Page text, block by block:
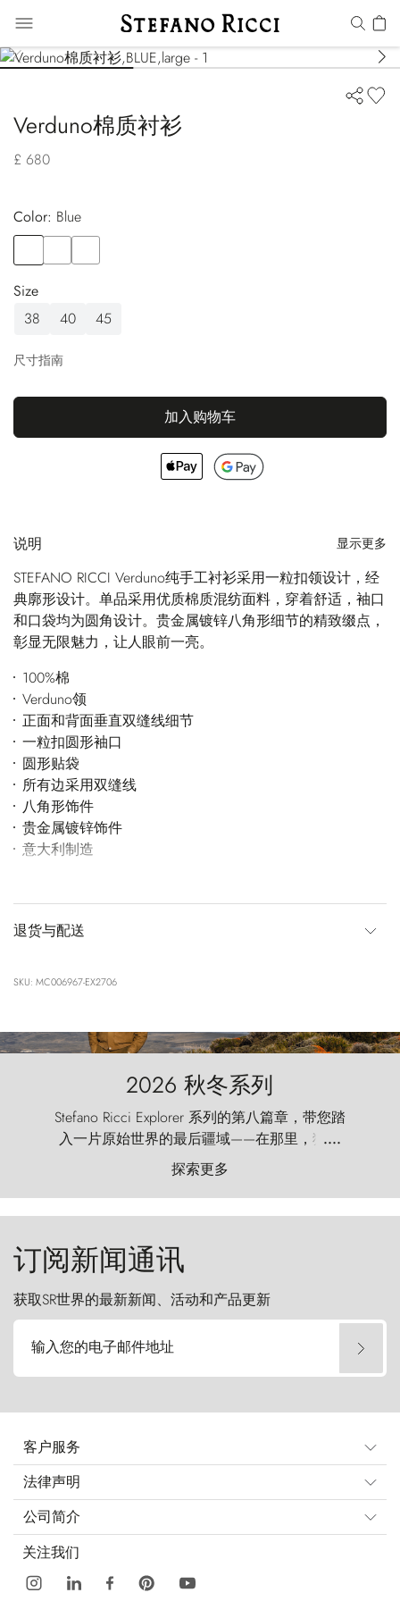
Verduno棉质衬衫
£ 680
Color:
blue
Size
38
40 45
尺寸指南
加入购物车
说明 显示更多
STEFANO RICCI Verduno纯手工衬衫采用一粒扣领设计，经
典廓形设计。单品采用优质棉质混纺面料，穿着舒适，袖口
和口袋均为圆角设计。贵金属镀锌八角形细节的精致缀点，
彰显无限魅力，让人眼前一亮。
100%棉
Verduno领
正面和背面垂直双缝线细节
一粒扣圆形袖口
圆形贴袋
所有边采用双缝线
八角形饰件
贵金属镀锌饰件
意大利制造
退货与配送
SKU: MC006967-EX2706
2026 秋冬系列
Stefano Ricci Explorer 系列的第八篇章，带您踏
入一片原始世界的最后疆域——在那里，狂风
以远古的怒号雕琢着自然，而百内塔（Torres
del Paine）则宛如石砌的哨兵，傲然向苍穹发
起挑战。
....
探索更多
订阅新闻通讯
获取SR世界的最新新闻、活动和产品更新
输入您的电子邮件地址
客户服务
法律声明
公司简介
关注我们